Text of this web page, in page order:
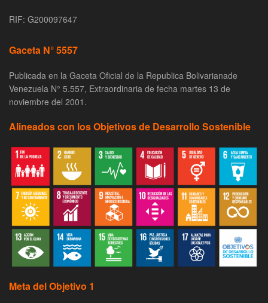
RIF: G200097647
Gaceta N° 5557
Publicada en la Gaceta Oficial de la Republica Bolivarianade
Venezuela N° 5.557, Extraordinaria de fecha martes 13 de
noviembre del 2001.
Alineados con los Objetivos de Desarrollo Sostenible
Meta del Objetivo 1